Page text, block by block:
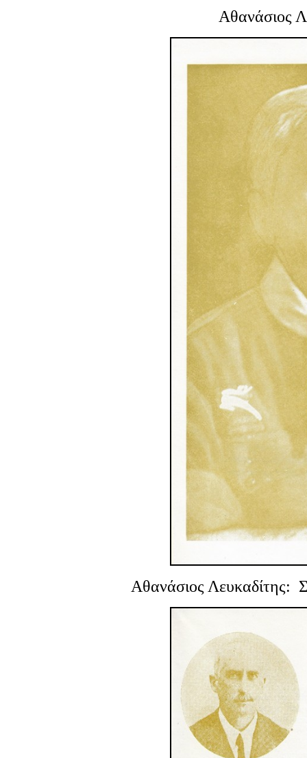
Αθανάσιος
Αθανάσιος Λευκαδίτης: